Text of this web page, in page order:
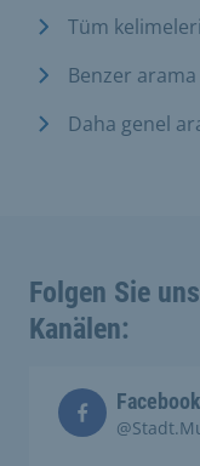
Tüm
Benzer
Daha genel
Folgen Sie
Kanälen:
Facebook